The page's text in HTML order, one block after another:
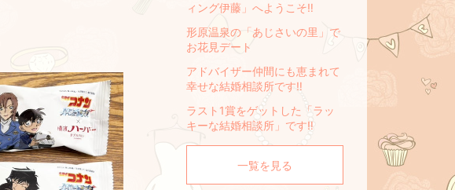
ィング伊藤」へようこそ‼
形原温泉の「あじさいの里」で
お花見デート
アドバイザー仲間にも恵まれて
幸せな結婚相談所です‼
ラスト1賞をゲットした「ラッ
キーな結婚相談所」です‼
一覧を見る